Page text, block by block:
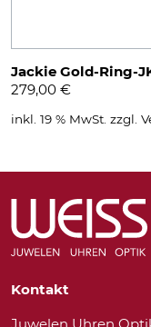
Jackie Gold-Ring-
279,00 €
inkl. 19 % MwSt. zzgl.
Kontakt